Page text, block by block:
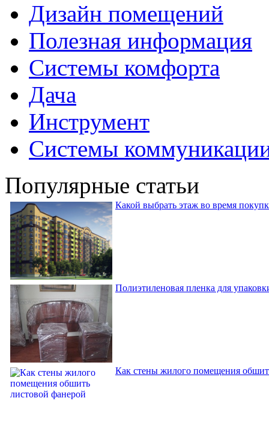
Дизайн помещений
Полезная информация
Системы комфорта
Дача
Инструмент
Системы
Популярные статьи
Какой выбрать этаж во время
Полиэтиленовая пленка для
Как стены жилого помещения